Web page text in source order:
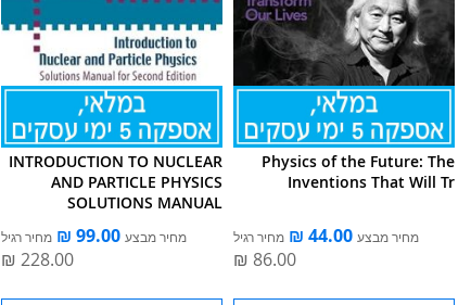
INTRODUCTION TO NUCLEAR
AND PARTICLE PHYSICS
SOLUTIONS MANUAL
מחיר מבצע מחיר רגיל
Physics of the Future: The
Inventions That Will Tr
מחיר מבצע מחיר רגיל